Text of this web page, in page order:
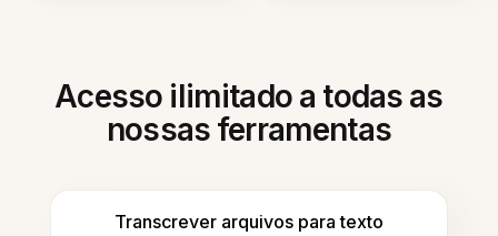
Acesso ilimitado a todas as
nossas ferramentas
Transcrever arquivos para texto